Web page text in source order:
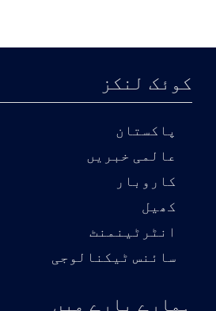
کوئک لنکز
پاکستان
عالمی خبریں
کاروبار
کھیل
انٹرٹینمنٹ
سائنس ٹیکنالوجی
ہمارے بارے میں